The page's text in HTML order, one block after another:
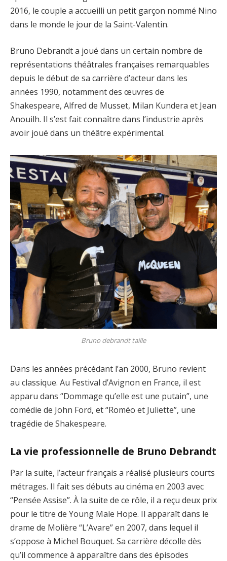
2016, le couple a accueilli un petit garçon nommé Nino
dans le monde le jour de la Saint-Valentin.
Bruno Debrandt a joué dans un certain nombre de
représentations théâtrales françaises remarquables
depuis le début de sa carrière d’acteur dans les
années 1990, notamment des œuvres de
Shakespeare, Alfred de Musset, Milan Kundera et Jean
Anouilh. Il s’est fait connaître dans l’industrie après
avoir joué dans un théâtre expérimental.
Bruno debrandt taille
Dans les années précédant l’an 2000, Bruno revient
au classique. Au Festival d’Avignon en France, il est
apparu dans “Dommage qu’elle est une putain”, une
comédie de John Ford, et “Roméo et Juliette”, une
tragédie de Shakespeare.
La vie professionnelle de Bruno Debrandt
Par la suite, l’acteur français a réalisé plusieurs courts
métrages. Il fait ses débuts au cinéma en 2003 avec
“Pensée Assise”. À la suite de ce rôle, il a reçu deux prix
pour le titre de Young Male Hope. Il apparaît dans le
drame de Molière “L’Avare” en 2007, dans lequel il
s’oppose à Michel Bouquet. Sa carrière décolle dès
qu’il commence à apparaître dans des épisodes